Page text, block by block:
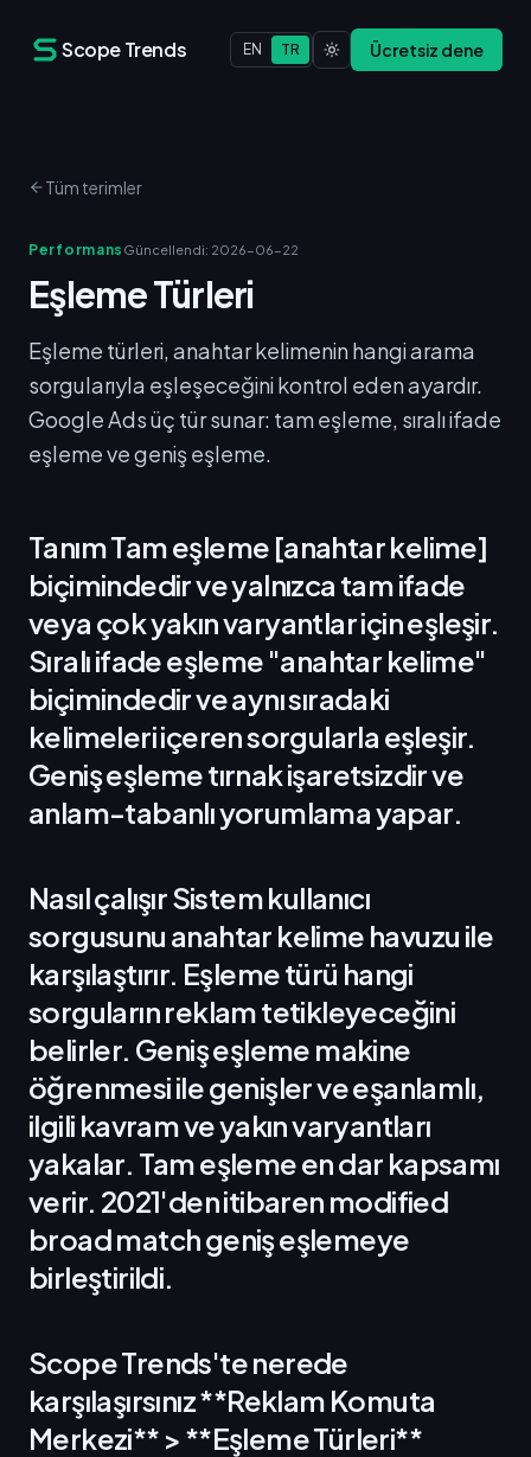
Scope Trends EN TR Ücretsiz dene
Tüm terimler
Performans Güncellendi: 2026-06-22
Eşleme Türleri
Eşleme türleri, anahtar kelimenin hangi arama
sorgularıyla eşleşeceğini kontrol eden ayardır.
Google Ads üç tür sunar: tam eşleme, sıralı ifade
eşleme ve geniş eşleme.
Tanım Tam eşleme [anahtar kelime]
biçimindedir ve yalnızca tam ifade
veya çok yakın varyantlar için eşleşir.
Sıralı ifade eşleme "anahtar kelime"
biçimindedir ve aynı sıradaki
kelimeleri içeren sorgularla eşleşir.
Geniş eşleme tırnak işaretsizdir ve
anlam-tabanlı yorumlama yapar.
Nasıl çalışır Sistem kullanıcı
sorgusunu anahtar kelime havuzu ile
karşılaştırır. Eşleme türü hangi
sorguların reklam tetikleyeceğini
belirler. Geniş eşleme makine
öğrenmesi ile genişler ve eşanlamlı,
ilgili kavram ve yakın varyantları
yakalar. Tam eşleme en dar kapsamı
verir. 2021'den itibaren modified
broad match geniş eşlemeye
birleştirildi.
Scope Trends'te nerede
karşılaşırsınız **Reklam Komuta
Merkezi** > **Eşleme Türleri**